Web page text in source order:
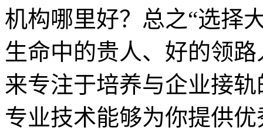
机构哪里好？总之“选择
生命中的贵人、好的领
来专注于培养与企业接
专业技术能够为你提供